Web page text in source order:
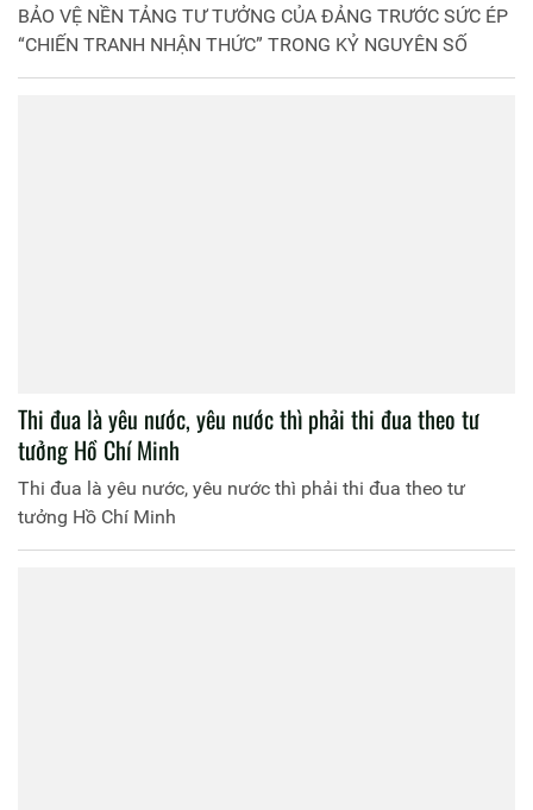
BẢO VỆ NỀN TẢNG TƯ TƯỞNG CỦA ĐẢNG TRƯỚC SỨC ÉP
“CHIẾN TRANH NHẬN THỨC” TRONG KỶ NGUYÊN SỐ
Thi đua là yêu nước, yêu nước thì phải thi đua theo tư
tưởng Hồ Chí Minh
Thi đua là yêu nước, yêu nước thì phải thi đua theo tư
tưởng Hồ Chí Minh